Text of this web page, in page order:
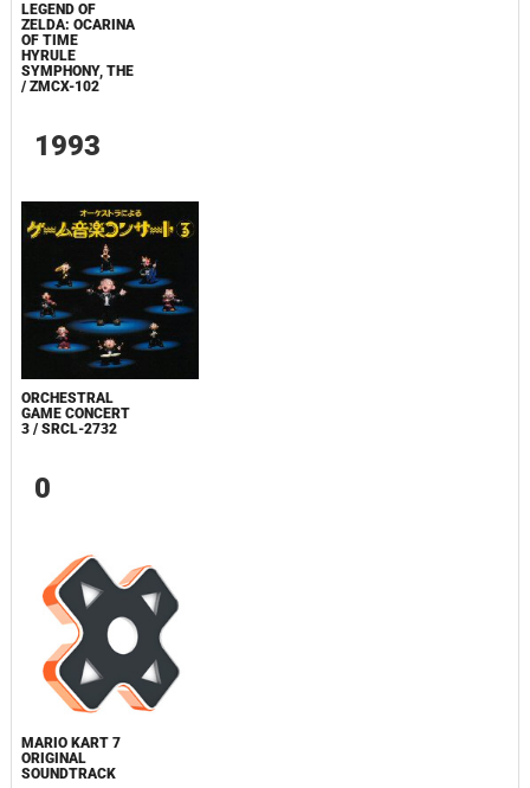
LEGEND OF
ZELDA: OCARINA
OF TIME
HYRULE
SYMPHONY, THE
/ ZMCX-102
1993
ORCHESTRAL
GAME CONCERT
3 / SRCL-2732
0
MARIO KART 7
ORIGINAL
SOUNDTRACK